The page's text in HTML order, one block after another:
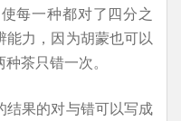
每一种都对了四分之
力，因为胡蒙也可以
茶只错一次。
结果的对与错可以写成